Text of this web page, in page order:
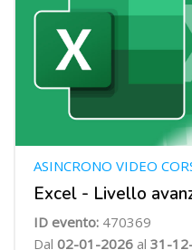
Excel - Livello
ASINCRONO VIDEO
ID evento: 470369
Dal 02-01-2026 al 31-